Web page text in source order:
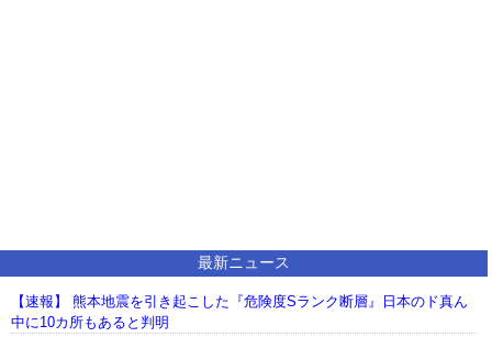
最新ニュース
【速報】 熊本地震を引き起こした『危険度Sランク断層』日本のド真ん
中に10カ所もあると判明